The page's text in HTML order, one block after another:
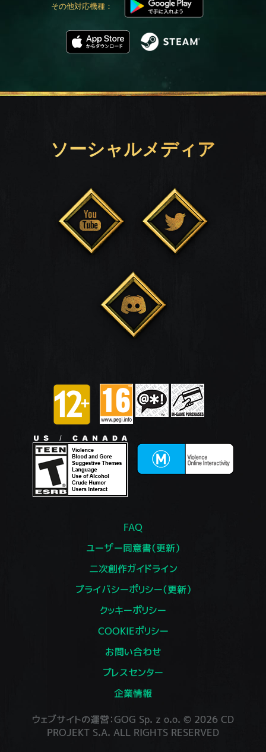
その他対応機種：
ソーシャルメディア
FAQ
ユーザー同意書（更新）
二次創作ガイドライン
プライバシーポリシー（更新）
クッキーポリシー
COOKIEポリシー
お問い合わせ
プレスセンター
企業情報
ウェブサイトの運営：GOG Sp. z o.o. © 2026 CD
PROJEKT S.A. ALL RIGHTS RESERVED